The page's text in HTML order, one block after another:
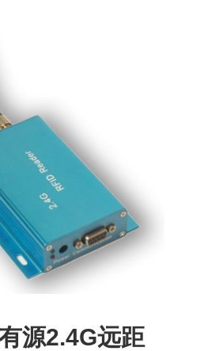
源2.4G远距